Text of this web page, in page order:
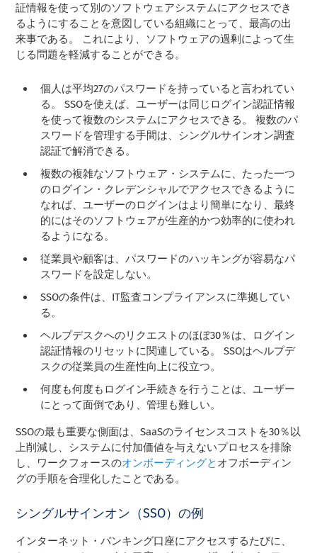
証情報を使って別のソフトウェアシステムにアクセスでき
るようにすることを意図している組織にとって、最高の出
来事である。 これにより、ソフトウェアの過剰によって生
じる問題を軽減することができる。
個人は平均27のパスワードを持っていると言われてい
る。 SSOを使えば、ユーザーは同じログイン認証情報
を使って複数のシステムにアクセスできる。 複数のパ
スワードを管理する手間は、シングルサインオン調査
認証で解消できる。
複数の複雑なソフトウェア・システムに、たった一つ
のログイン・クレデンシャルでアクセスできるように
なれば、ユーザーのログインはより簡単になり、最終
的にはそのソフトウェアが生産的かつ効率的に使われ
るようになる。
従業員や顧客は、パスワードのハッキングが容易なパ
スワードを設定しない。
SSOの条件は、IT監査コンプライアンスに準拠してい
る。
ヘルプデスクへのリクエストのほぼ30％は、ログイン
認証情報のリセットに関連している。 SSOはヘルプデ
スクの従業員の生産性向上に役立つ。
何度も何度もログイン手続きを行うことは、ユーザー
にとって面倒であり、管理も難しい。
SSOの最も重要な側面は、SaaSのライセンスコストを30％以
上削減し、システムに付加価値を与えないプロセスを排除
し、ワークフォースのオンボーディングと オフボーディン
グの手順を合理化したことである。
シングルサインオン（SSO）の例
インターネット・バンキング口座にアクセスするたびに、